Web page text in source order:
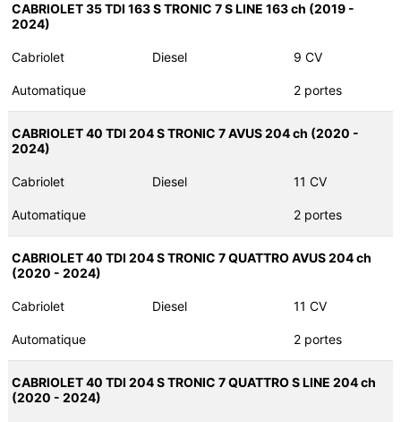
CABRIOLET 35 TDI 163 S TRONIC 7 S LINE 163 ch (2019 -
2024)
Cabriolet Diesel 9 CV
Automatique 2 portes
CABRIOLET 40 TDI 204 S TRONIC 7 AVUS 204 ch (2020 -
2024)
Cabriolet Diesel 11 CV
Automatique 2 portes
CABRIOLET 40 TDI 204 S TRONIC 7 QUATTRO AVUS 204 ch
(2020 - 2024)
Cabriolet Diesel 11 CV
Automatique 2 portes
CABRIOLET 40 TDI 204 S TRONIC 7 QUATTRO S LINE 204 ch
(2020 - 2024)